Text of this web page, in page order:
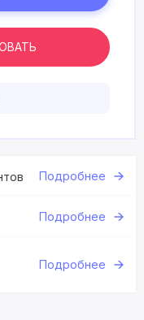
Подробнее
Подробнее
Подробнее